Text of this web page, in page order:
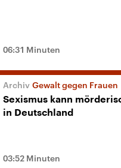
06:31 Minuten
Gewalt gegen Frauen
Sexismus kann
in Deutschland
03:52 Minuten